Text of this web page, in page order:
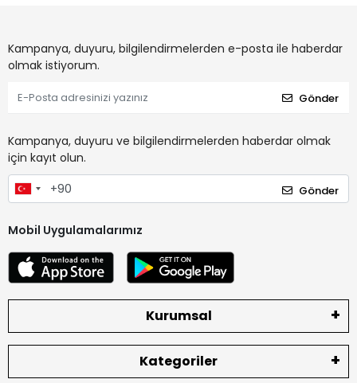
Kampanya, duyuru, bilgilendirmelerden e-posta ile haberdar
olmak istiyorum.
Gönder
Kampanya, duyuru ve bilgilendirmelerden haberdar olmak
için kayıt olun.
Gönder
Mobil Uygulamalarımız
Kurumsal
Kategoriler